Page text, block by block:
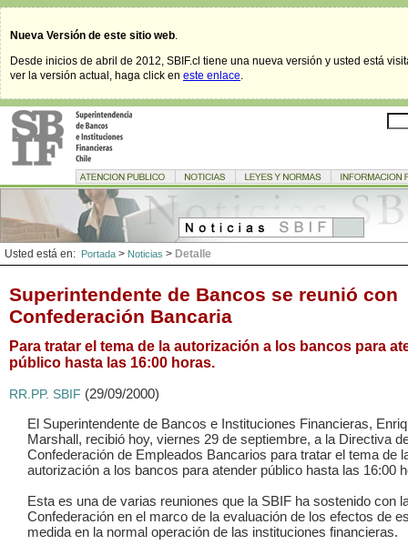
Nueva Versión de este sitio web.
Desde inicios de abril de 2012, SBIF.cl tiene una nueva versión y usted está
ver la versión actual, haga click en este enlace.
Usted está en: Portada > Noticias > Detalle
Superintendente de Bancos se reunió con
Confederación Bancaria
Para tratar el tema de la autorización a los bancos para
público hasta las 16:00 horas.
RR.PP. SBIF (29/09/2000)
El Superintendente de Bancos e Instituciones Financieras,
Marshall, recibió hoy, viernes 29 de septiembre, a la Directiva
Confederación de Empleados Bancarios para tratar el tema de
autorización a los bancos para atender público hasta las 16:00
Esta es una de varias reuniones que la SBIF ha sostenido con
Confederación en el marco de la evaluación de los efectos de
medida en la normal operación de las instituciones financieras.